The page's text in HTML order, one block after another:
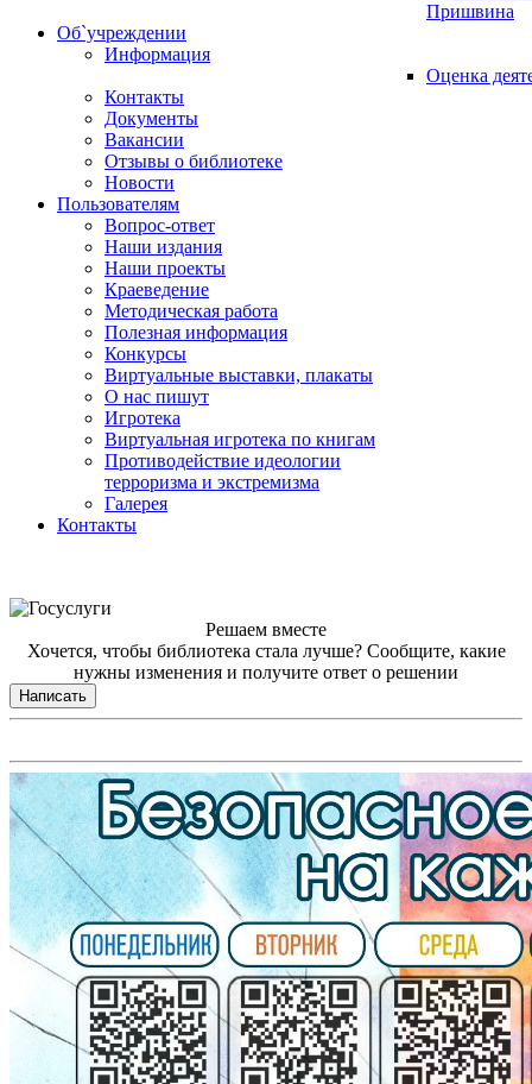
Пришвина
Об`учреждении
Информация
Оценка
Контакты
Документы
Вакансии
Отзывы о библиотеке
Новости
Пользователям
Вопрос-ответ
Наши издания
Наши проекты
Краеведение
Методическая работа
Полезная информация
Конкурсы
Виртуальные выставки, плакаты
О нас пишут
Игротека
Виртуальная игротека по книгам
Противодействие идеологии
терроризма и экстремизма
Галерея
Контакты
Решаем вместе
Хочется, чтобы библиотека стала лучше? Сообщите, какие
нужны изменения и получите ответ о решении
Написать